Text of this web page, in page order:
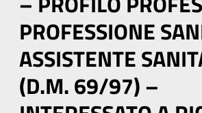
PROFESSIONE
ASSISTENTE
(D.M. 69/97) –